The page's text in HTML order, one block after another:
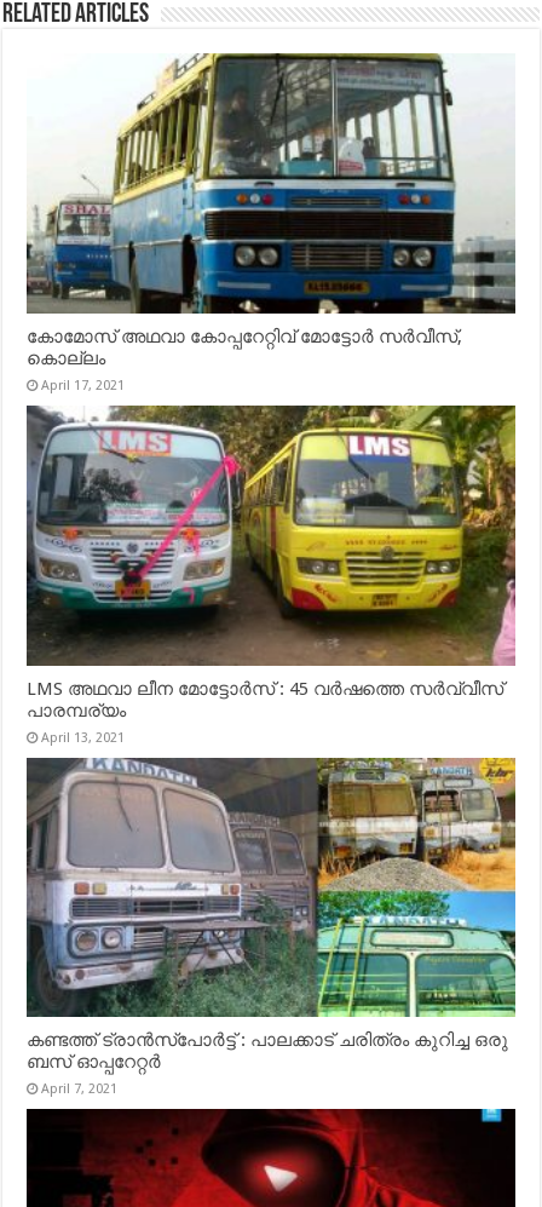
Related Articles
കോമോസ് അഥവാ കോപ്പറേറ്റിവ് മോട്ടോര്‍ സര്‍വീസ്,
കൊല്ലം
April 17, 2021
LMS അഥവാ ലീന മോട്ടോർസ് : 45 വർഷത്തെ സർവ്വീസ്
പാരമ്പര്യം
April 13, 2021
കണ്ടത്ത് ട്രാൻസ്‌പോർട്ട് : പാലക്കാട് ചരിത്രം കുറിച്ച ഒരു
ബസ് ഓപ്പറേറ്റർ
April 7, 2021